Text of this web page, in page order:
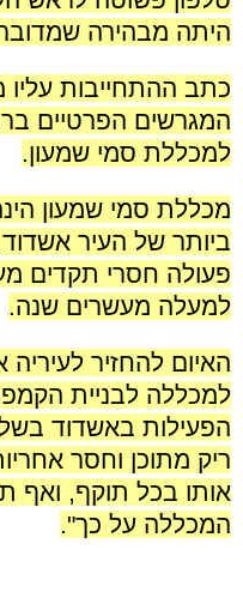
היתה מבהירה
כתב ההתחייבות עליו
המגרשים הפרטיים
למכללת סמי שמעון.
מכללת סמי שמעון
ביותר של העיר
פעולה חסרי תקדים
למעלה מעשרים שנה.
האיום להחזיר
למכללה לבניית
הפעילות באשדוד בשל
ריק מתוכן וחסר
אותו בכל תוקף, ואף
המכללה על כך".